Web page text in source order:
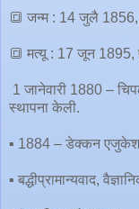
🔳 जन्म : 14 जुलै 1856,
🔳 मत्यू : 17 जून 1895,
1 जानेवारी 1880 –
स्थापना केली.
▪️ 1884 – डेक्कन
▪️ बद्धीप्रामान्यवाद,